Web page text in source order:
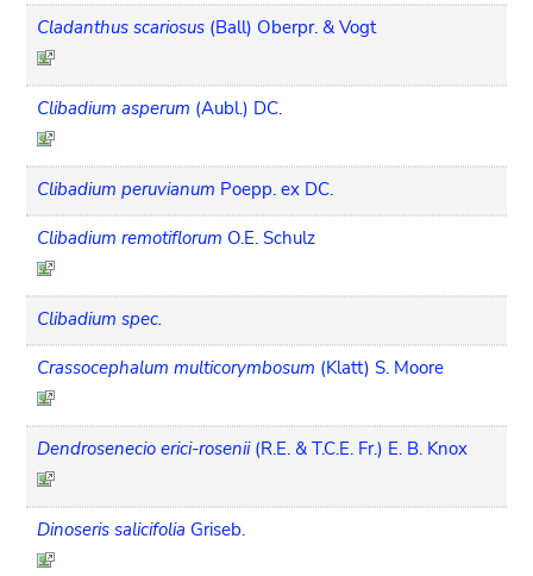
Cladanthus scariosus (Ball) Oberpr. & Vogt
Clibadium asperum (Aubl.) DC.
Clibadium peruvianum Poepp. ex DC.
Clibadium remotiflorum O.E. Schulz
Clibadium spec.
Crassocephalum multicorymbosum (Klatt) S. Moore
Dendrosenecio erici-rosenii (R.E. & T.C.E. Fr.) E. B. Knox
Dinoseris salicifolia Griseb.